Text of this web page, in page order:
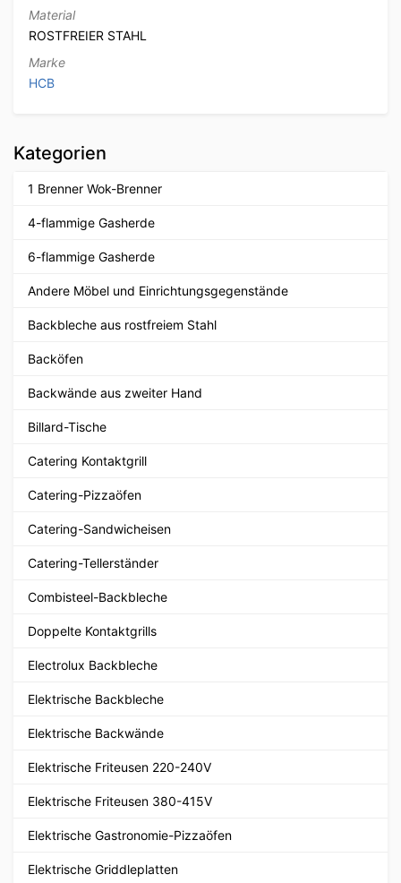
Material
ROSTFREIER STAHL
Marke
HCB
Kategorien
1 Brenner Wok-Brenner
4-flammige Gasherde
6-flammige Gasherde
Andere Möbel und Einrichtungsgegenstände
Backbleche aus rostfreiem Stahl
Backöfen
Backwände aus zweiter Hand
Billard-Tische
Catering Kontaktgrill
Catering-Pizzaöfen
Catering-Sandwicheisen
Catering-Tellerständer
Combisteel-Backbleche
Doppelte Kontaktgrills
Electrolux Backbleche
Elektrische Backbleche
Elektrische Backwände
Elektrische Friteusen 220-240V
Elektrische Friteusen 380-415V
Elektrische Gastronomie-Pizzaöfen
Elektrische Griddleplatten